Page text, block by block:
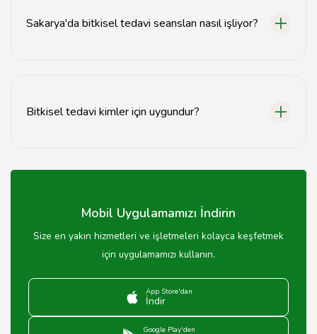
Sakarya'da bitkisel tedavi seansları nasıl işliyor?
Bitkisel tedavi kimler için uygundur?
uygundur, ancak kronik hastalığı olanların doktora
Mobil Uygulamamızı İndirin
Size en yakın hizmetleri ve işletmeleri kolayca keşfetmek
için uygulamamızı kullanın.
App Store'dan
İndir
Google Play'den